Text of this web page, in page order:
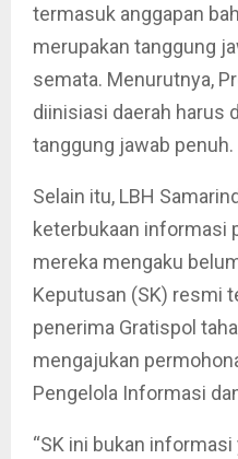
termasuk anggapan
merupakan tanggung
semata. Menurutnya,
diinisiasi daerah harus
tanggung jawab penuh.
Selain itu, LBH
keterbukaan informasi
mereka mengaku
Keputusan (SK) resmi
penerima Gratispol
mengajukan
Pengelola Informasi
“SK ini bukan